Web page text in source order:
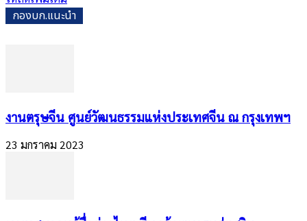
กองบก.แนะนำ
งานตรุษจีน ศูนย์วัฒนธรรมแห่งประเทศจีน ณ กรุงเทพฯ
23 มกราคม 2023